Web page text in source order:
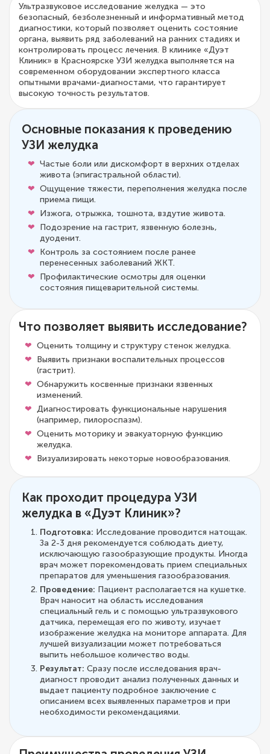
Ультразвуковое исследование желудка — это
безопасный, безболезненный и информативный метод
диагностики, который позволяет оценить состояние
органа, выявить ряд заболеваний на ранних стадиях и
контролировать процесс лечения. В клинике «Дуэт
Клиник» в Красноярске УЗИ желудка выполняется на
современном оборудовании экспертного класса
опытными врачами-диагностами, что гарантирует
высокую точность результатов.
Основные показания к проведению
УЗИ желудка
Частые боли или дискомфорт в верхних отделах
живота (эпигастральной области).
Ощущение тяжести, переполнения желудка после
приема пищи.
Изжога, отрыжка, тошнота, вздутие живота.
Подозрение на гастрит, язвенную болезнь,
дуоденит.
Контроль за состоянием после ранее
перенесенных заболеваний ЖКТ.
Профилактические осмотры для оценки
состояния пищеварительной системы.
Что позволяет выявить исследование?
Оценить толщину и структуру стенок желудка.
Выявить признаки воспалительных процессов
(гастрит).
Обнаружить косвенные признаки язвенных
изменений.
Диагностировать функциональные нарушения
(например, пилороспазм).
Оценить моторику и эвакуаторную функцию
желудка.
Визуализировать некоторые новообразования.
Как проходит процедура УЗИ
желудка в «Дуэт Клиник»?
Подготовка: Исследование проводится натощак.
За 2-3 дня рекомендуется соблюдать диету,
исключающую газообразующие продукты. Иногда
врач может порекомендовать прием специальных
препаратов для уменьшения газообразования.
Проведение: Пациент располагается на кушетке.
Врач наносит на область исследования
специальный гель и с помощью ультразвукового
датчика, перемещая его по животу, изучает
изображение желудка на мониторе аппарата. Для
лучшей визуализации может потребоваться
выпить небольшое количество воды.
Результат: Сразу после исследования врач-
диагност проводит анализ полученных данных и
выдает пациенту подробное заключение с
описанием всех выявленных параметров и при
необходимости рекомендациями.